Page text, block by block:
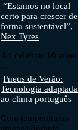
“Estamos no local
certo para crescer de
forma sustentável”,
Nex Tyres
Ao celebrar 10 anos
...
Pneus de Verão:
Tecnologia adaptada
ao clima português
Com temperaturas
amenas durante ...